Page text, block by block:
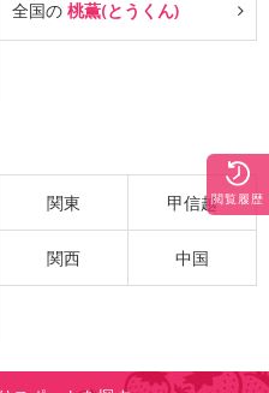
全国の 桃薫(とうくん)
関東 甲信越
関西 中国
閲覧履歴